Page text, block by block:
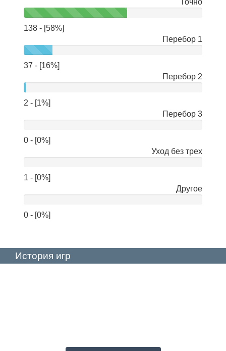
138 - [58%]
Перебор 1
37 - [16%]
Перебор 2
2 - [1%]
Перебор 3
0 - [0%]
Уход без трех
1 - [0%]
Другое
0 - [0%]
История игр